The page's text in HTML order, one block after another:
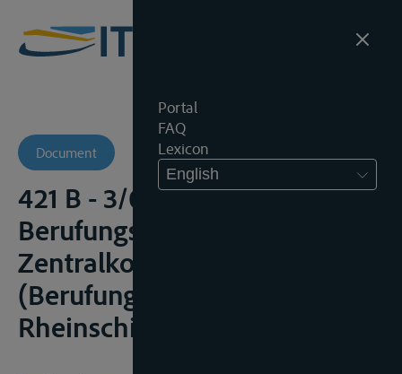
Portal
FAQ
Lexicon
English
Document
421 B - 3/04 -
Berufungskammer der
Zentralkommission
(Berufungsinstanz
Rheinschiffahrt)